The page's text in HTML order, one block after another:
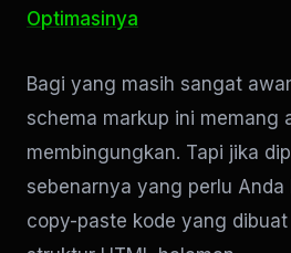
Optimasinya
Bagi yang masih sangat
schema markup ini memang
membingungkan. Tapi jika
sebenarnya yang perlu Anda
copy-paste kode yang